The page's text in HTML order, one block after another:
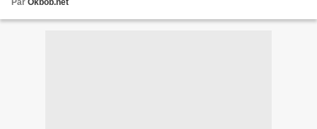
Par Okbob.net